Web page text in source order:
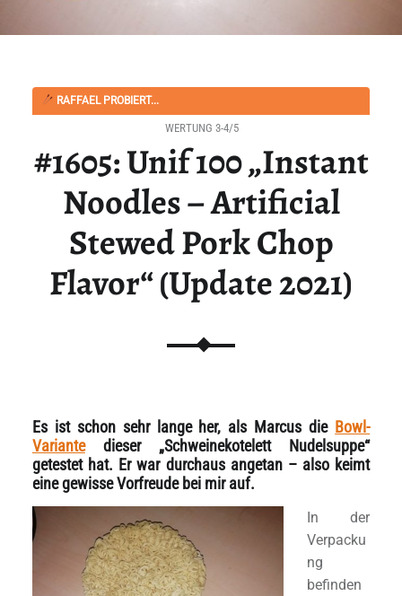
RAFFAEL PROBIERT...
#1605: Unif 100 „Instant
Noodles – Artificial
Stewed Pork Chop
Flavor“ (Update 2021)
WERTUNG 3-4/5
Es ist schon sehr lange her, als Marcus die Bowl-
Variantedieser „Schweinekotelett Nudelsuppe“
getestet hat. Er war durchaus angetan – also keimt
eine gewisse Vorfreude bei mir auf.
In der
Verpacku
ng
befinden